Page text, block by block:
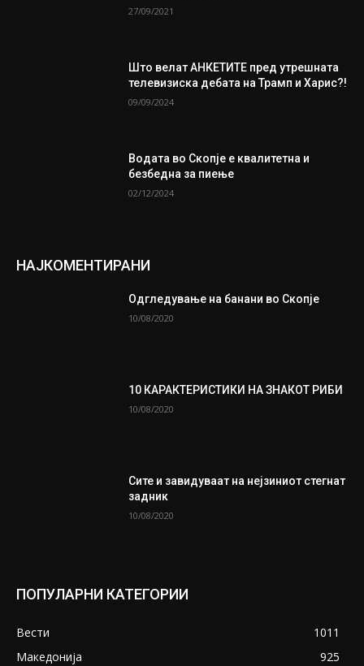
27/09/2021
Што велат АНКЕТИТЕ пред утрешната
телевизиска дебата на Трамп и Харис?!
09/09/2024
Водата во Скопје е квалитетна и
безбедна за пиење
02/12/2024
НАЈКОМЕНТИРАНИ
Одгледување на банани во Скопје
10/08/2020
10 КАРАКТЕРИСТИКИ НА ЗНАКОТ РИБИ
10/08/2020
Сите и завидуваат на нејзиниот стегнат
задник
10/08/2020
ПОПУЛАРНИ КАТЕГОРИИ
Вести
1011
Македонија
925